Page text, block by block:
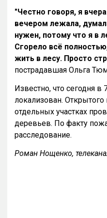
"Честно говоря, я
вечером лежала,
нужен, потому что я в
Сгорело всё
жить в лесу. Просто
пострадавшая Ольга
Известно, что сегодня
локализован.
отдельных участках
деревьев. По факту
расследование.
Роман Нощенко,